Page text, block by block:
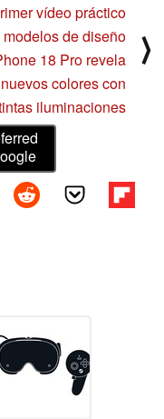
vídeo práctico
de diseño
18 Pro revela
colores con
iluminaciones
⟩